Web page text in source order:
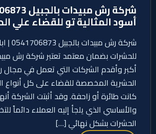
شركة رش
أسود المثالية تو للقضاء علي
شركة رش
للحشرات بضمان معتمد تعتبر شركة رش
أكبر وأقدم الشركات التي تعمل في مجال
الحشرية المخصصة للقضاء على كل أنواع
كانت طائرة أو زاحفة. وقد أثبتت الشركة أنها
والأساسي الذي يلجأ إليه العملاء دائماً
الحشرات بشكل نهائي […]